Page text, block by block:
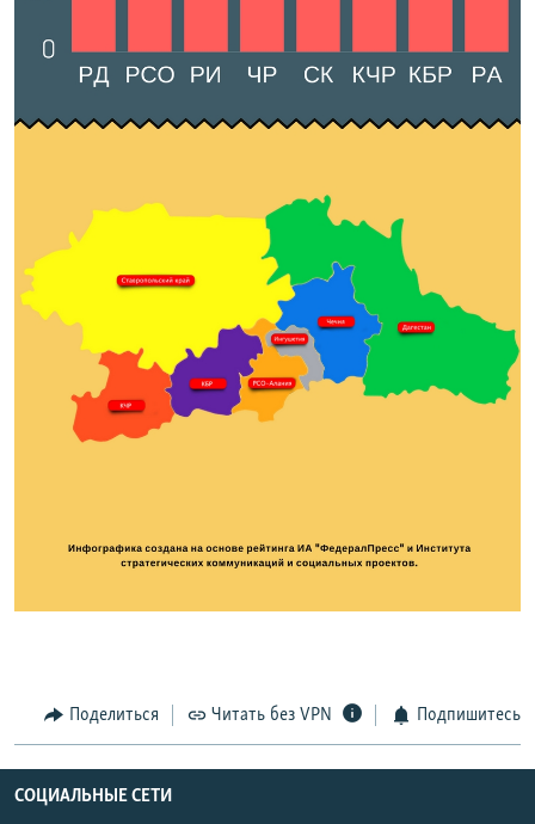
Поделиться Читать без VPN Подпишитесь
СОЦИАЛЬНЫЕ СЕТИ